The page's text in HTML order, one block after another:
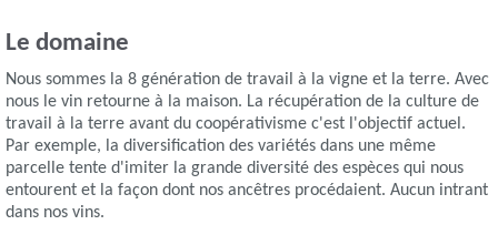
Le domaine
Nous sommes la 8 génération de travail à la vigne et la terre. Avec
nous le vin retourne à la maison. La récupération de la culture de
travail à la terre avant du coopérativisme c'est l'objectif actuel.
Par exemple, la diversification des variétés dans une même
parcelle tente d'imiter la grande diversité des espèces qui nous
entourent et la façon dont nos ancêtres procédaient. Aucun intrant
dans nos vins.